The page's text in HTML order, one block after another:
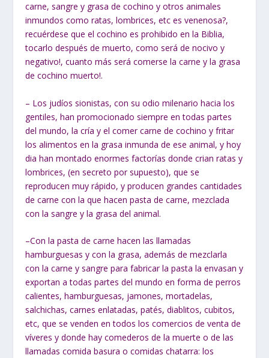
carne, sangre y grasa de cochino y otros animales
inmundos como ratas, lombrices, etc es venenosa?,
recuérdese que el cochino es prohibido en la Biblia,
tocarlo después de muerto, como será de nocivo y
negativo!, cuanto más será comerse la carne y la grasa
de cochino muerto!.
– Los judíos sionistas, con su odio milenario hacia los
gentiles, han promocionado siempre en todas partes
del mundo, la cría y el comer carne de cochino y fritar
los alimentos en la grasa inmunda de ese animal, y hoy
dia han montado enormes factorías donde crian ratas y
lombrices, (en secreto por supuesto), que se
reproducen muy rápido, y producen grandes cantidades
de carne con la que hacen pasta de carne, mezclada
con la sangre y la grasa del animal.
–Con la pasta de carne hacen las llamadas
hamburguesas y con la grasa, además de mezclarla
con la carne y sangre para fabricar la pasta la envasan y
exportan a todas partes del mundo en forma de perros
calientes, hamburguesas, jamones, mortadelas,
salchichas, carnes enlatadas, patés, diablitos, cubitos,
etc, que se venden en todos los comercios de venta de
víveres y donde hay comederos de la muerte o de las
llamadas comida basura o comidas chatarra: los